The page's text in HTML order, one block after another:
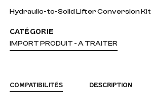
Hydraulic-to-Solid Lifter Conversion Kit
CATÉGORIE
IMPORT PRODUIT - A TRAITER
COMPATIBILITÉS DESCRIPTION